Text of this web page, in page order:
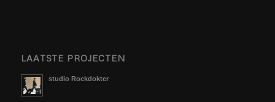
LAATSTE PROJECTEN
studio Rockdokter